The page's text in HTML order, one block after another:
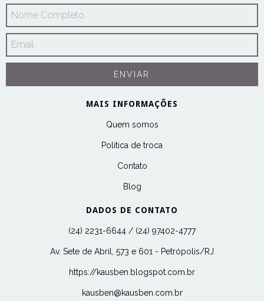
MAIS INFORMAÇÕES
Quem somos
Politica de troca
Contato
Blog
DADOS DE CONTATO
(24) 2231-6644 / (24) 97402-4777
Av. Sete de Abril, 573 e 601 - Petrópolis/RJ
https://kausben.blogspot.com.br
kausben@kausben.com.br